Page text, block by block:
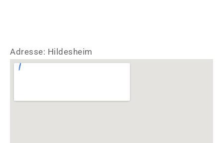
Adresse: Hildesheim